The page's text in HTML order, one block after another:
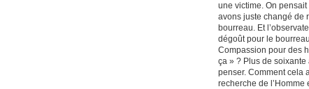
une victime. On
avons juste changé de
bourreau. Et
dégoût pour le
Compassion pour des
ça » ? Plus de
penser. Comment cela
recherche de l’Homme